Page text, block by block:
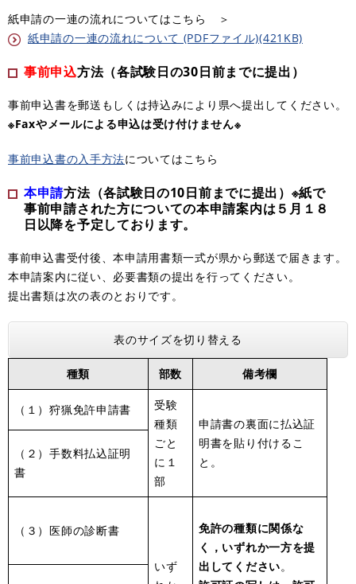
紙申請の一連の流れについてはこちら ＞
紙申請の一連の流れについて (PDFファイル)(421KB)
事前申込方法（各試験日の30日前までに提出）
事前申込書を郵送もしくは持込みにより県へ提出してください。
※Faxやメールによる申込は受け付けません※
事前申込書の入手方法についてはこちら
本申請方法（各試験日の10日前までに提出） ※紙で
事前申請された方についての本申請案内は５月１８
日以降を予定しております。
事前申込書受付後、本申請用書類一式が県から郵送で届きます。
本申請案内に従い、必要書類の提出を行ってください。
提出書類は次の表のとおりです。
表のサイズを切り替える
種類 部数 備考欄
（１）狩猟免許申請書
受験
種類
ごと
に１
部
申請書の裏面に払込証
明書を貼り付けるこ
と。
（２）手数料払込証明
書
（３）医師の診断書
いず
免許の種類に関係な
く，いずれか一方を提
出してください。